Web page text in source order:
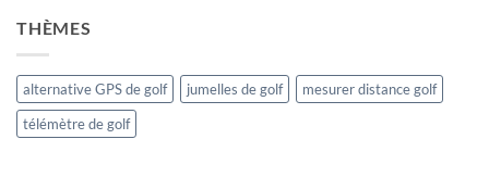
THÈMES
alternative GPS de golf jumelles de golf
mesurer distance golf
télémètre de golf